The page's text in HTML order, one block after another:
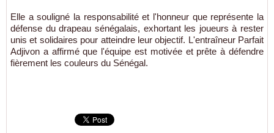
Elle a souligné la responsabilité et l'honneur que représente la
défense du drapeau sénégalais, exhortant les joueurs à rester
unis et solidaires pour atteindre leur objectif. L'entraîneur Parfait
Adjivon a affirmé que l'équipe est motivée et prête à défendre
fièrement les couleurs du Sénégal.